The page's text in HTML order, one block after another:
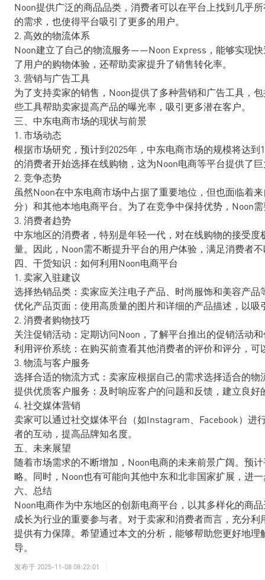
Noon提供广泛的商品品类，消费者可以在平台上找到几乎
的需求，也使得平台吸引了更多的用户。
2. 高效的物流体系
Noon建立了自己的物流服务——Noon Express，能够实现
了用户的购物体验，还帮助卖家提升了销售转化率。
3. 营销与广告工具
为了支持卖家的销售，Noon提供了多种营销和广告工具，
些工具帮助卖家提高产品的曝光率，吸引更多潜在客户。
三、中东电商市场的现状与前景
1. 市场动态
根据市场研究，预计到2025年，中东电商市场的规模将达
的消费者开始选择在线购物，这为Noon电商等平台提供了
2. 竞争态势
虽然Noon在中东电商市场中占据了重要地位，但也面临着
分）和其他本地电商平台。为了在竞争中保持优势，Noon
3. 消费者趋势
中东地区的消费者，特别是年轻一代，对在线购物的接受
量。因此，Noon需不断提升平台的用户体验，满足消费者
四、干货知识：如何利用Noon电商平台
1. 卖家入驻建议
选择热销品类：卖家应关注电子产品、时尚服饰和美容产
优化产品页面：使用高质量的图片和详细的产品描述，以
2. 消费者购物技巧
关注促销活动：定期访问Noon，了解平台推出的促销活动
利用评价系统：在购买前查看其他消费者的评价和评分，
3. 物流与客户服务
选择合适的物流方式：卖家应根据自己的需求选择适合的
提供优质客户服务：及时响应客户的问题和反馈，建立良
4. 社交媒体营销
卖家可以通过社交媒体平台（如Instagram、Facebook）进
者的互动，提高品牌知名度。
五、未来展望
随着市场需求的不断增加，Noon电商的未来前景广阔。预
略。同时，Noon也有可能向其他中东和北非国家扩展，进
六、总结
Noon电商作为中东地区的创新电商平台，以其多样化的商
成长为行业的重要参与者。对于卖家和消费者而言，充分
提供有力保障。希望通过本文的分析，能够帮助您更好地
导。
发布于 2025-11-08 08:22:01